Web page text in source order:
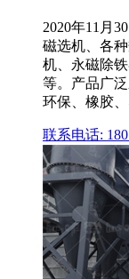
2020年11月
磁选机、各
机、永磁除
等。产品广
环保、橡胶
联系电话: 180